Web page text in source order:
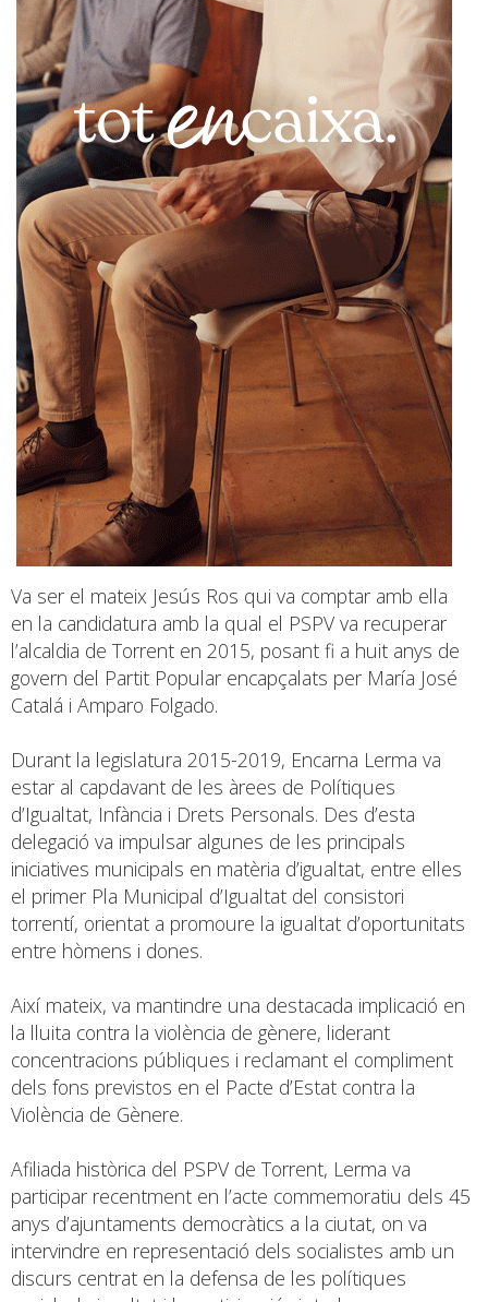
Va ser el mateix Jesús Ros qui va comptar amb ella
en la candidatura amb la qual el PSPV va recuperar
l’alcaldia de Torrent en 2015, posant fi a huit anys de
govern del Partit Popular encapçalats per María José
Catalá i Amparo Folgado.
Durant la legislatura 2015-2019, Encarna Lerma va
estar al capdavant de les àrees de Polítiques
d’Igualtat, Infància i Drets Personals. Des d’esta
delegació va impulsar algunes de les principals
iniciatives municipals en matèria d’igualtat, entre elles
el primer Pla Municipal d’Igualtat del consistori
torrentí, orientat a promoure la igualtat d’oportunitats
entre hòmens i dones.
Així mateix, va mantindre una destacada implicació en
la lluita contra la violència de gènere, liderant
concentracions públiques i reclamant el compliment
dels fons previstos en el Pacte d’Estat contra la
Violència de Gènere.
Afiliada històrica del PSPV de Torrent, Lerma va
participar recentment en l’acte commemoratiu dels 45
anys d’ajuntaments democràtics a la ciutat, on va
intervindre en representació dels socialistes amb un
discurs centrat en la defensa de les polítiques